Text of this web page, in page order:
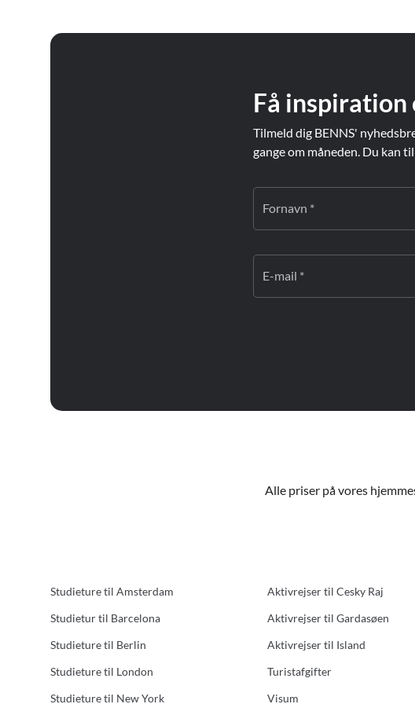
Få
Tilmeld dig BENNS'
gange om måneden. Du kan
Fornavn *
E-mail *
Alle priser på vores
Studieture til Amsterdam
Studietur til Barcelona
Studieture til Berlin
Studieture til London
Studieture til New York
Aktivrejser til Cesky Raj
Aktivrejser til Gardasøen
Aktivrejser til Island
Turistafgifter
Visum